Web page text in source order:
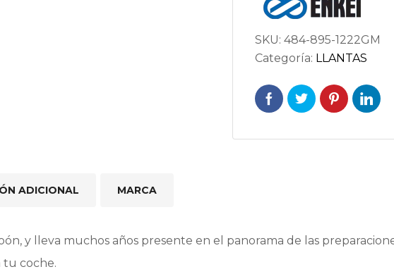
ANTRACITA
SKU: 484-895-1222GM
Categoría: LLANTAS
ADICIONAL MARCA
y lleva muchos años presente en el panorama de las
coche.